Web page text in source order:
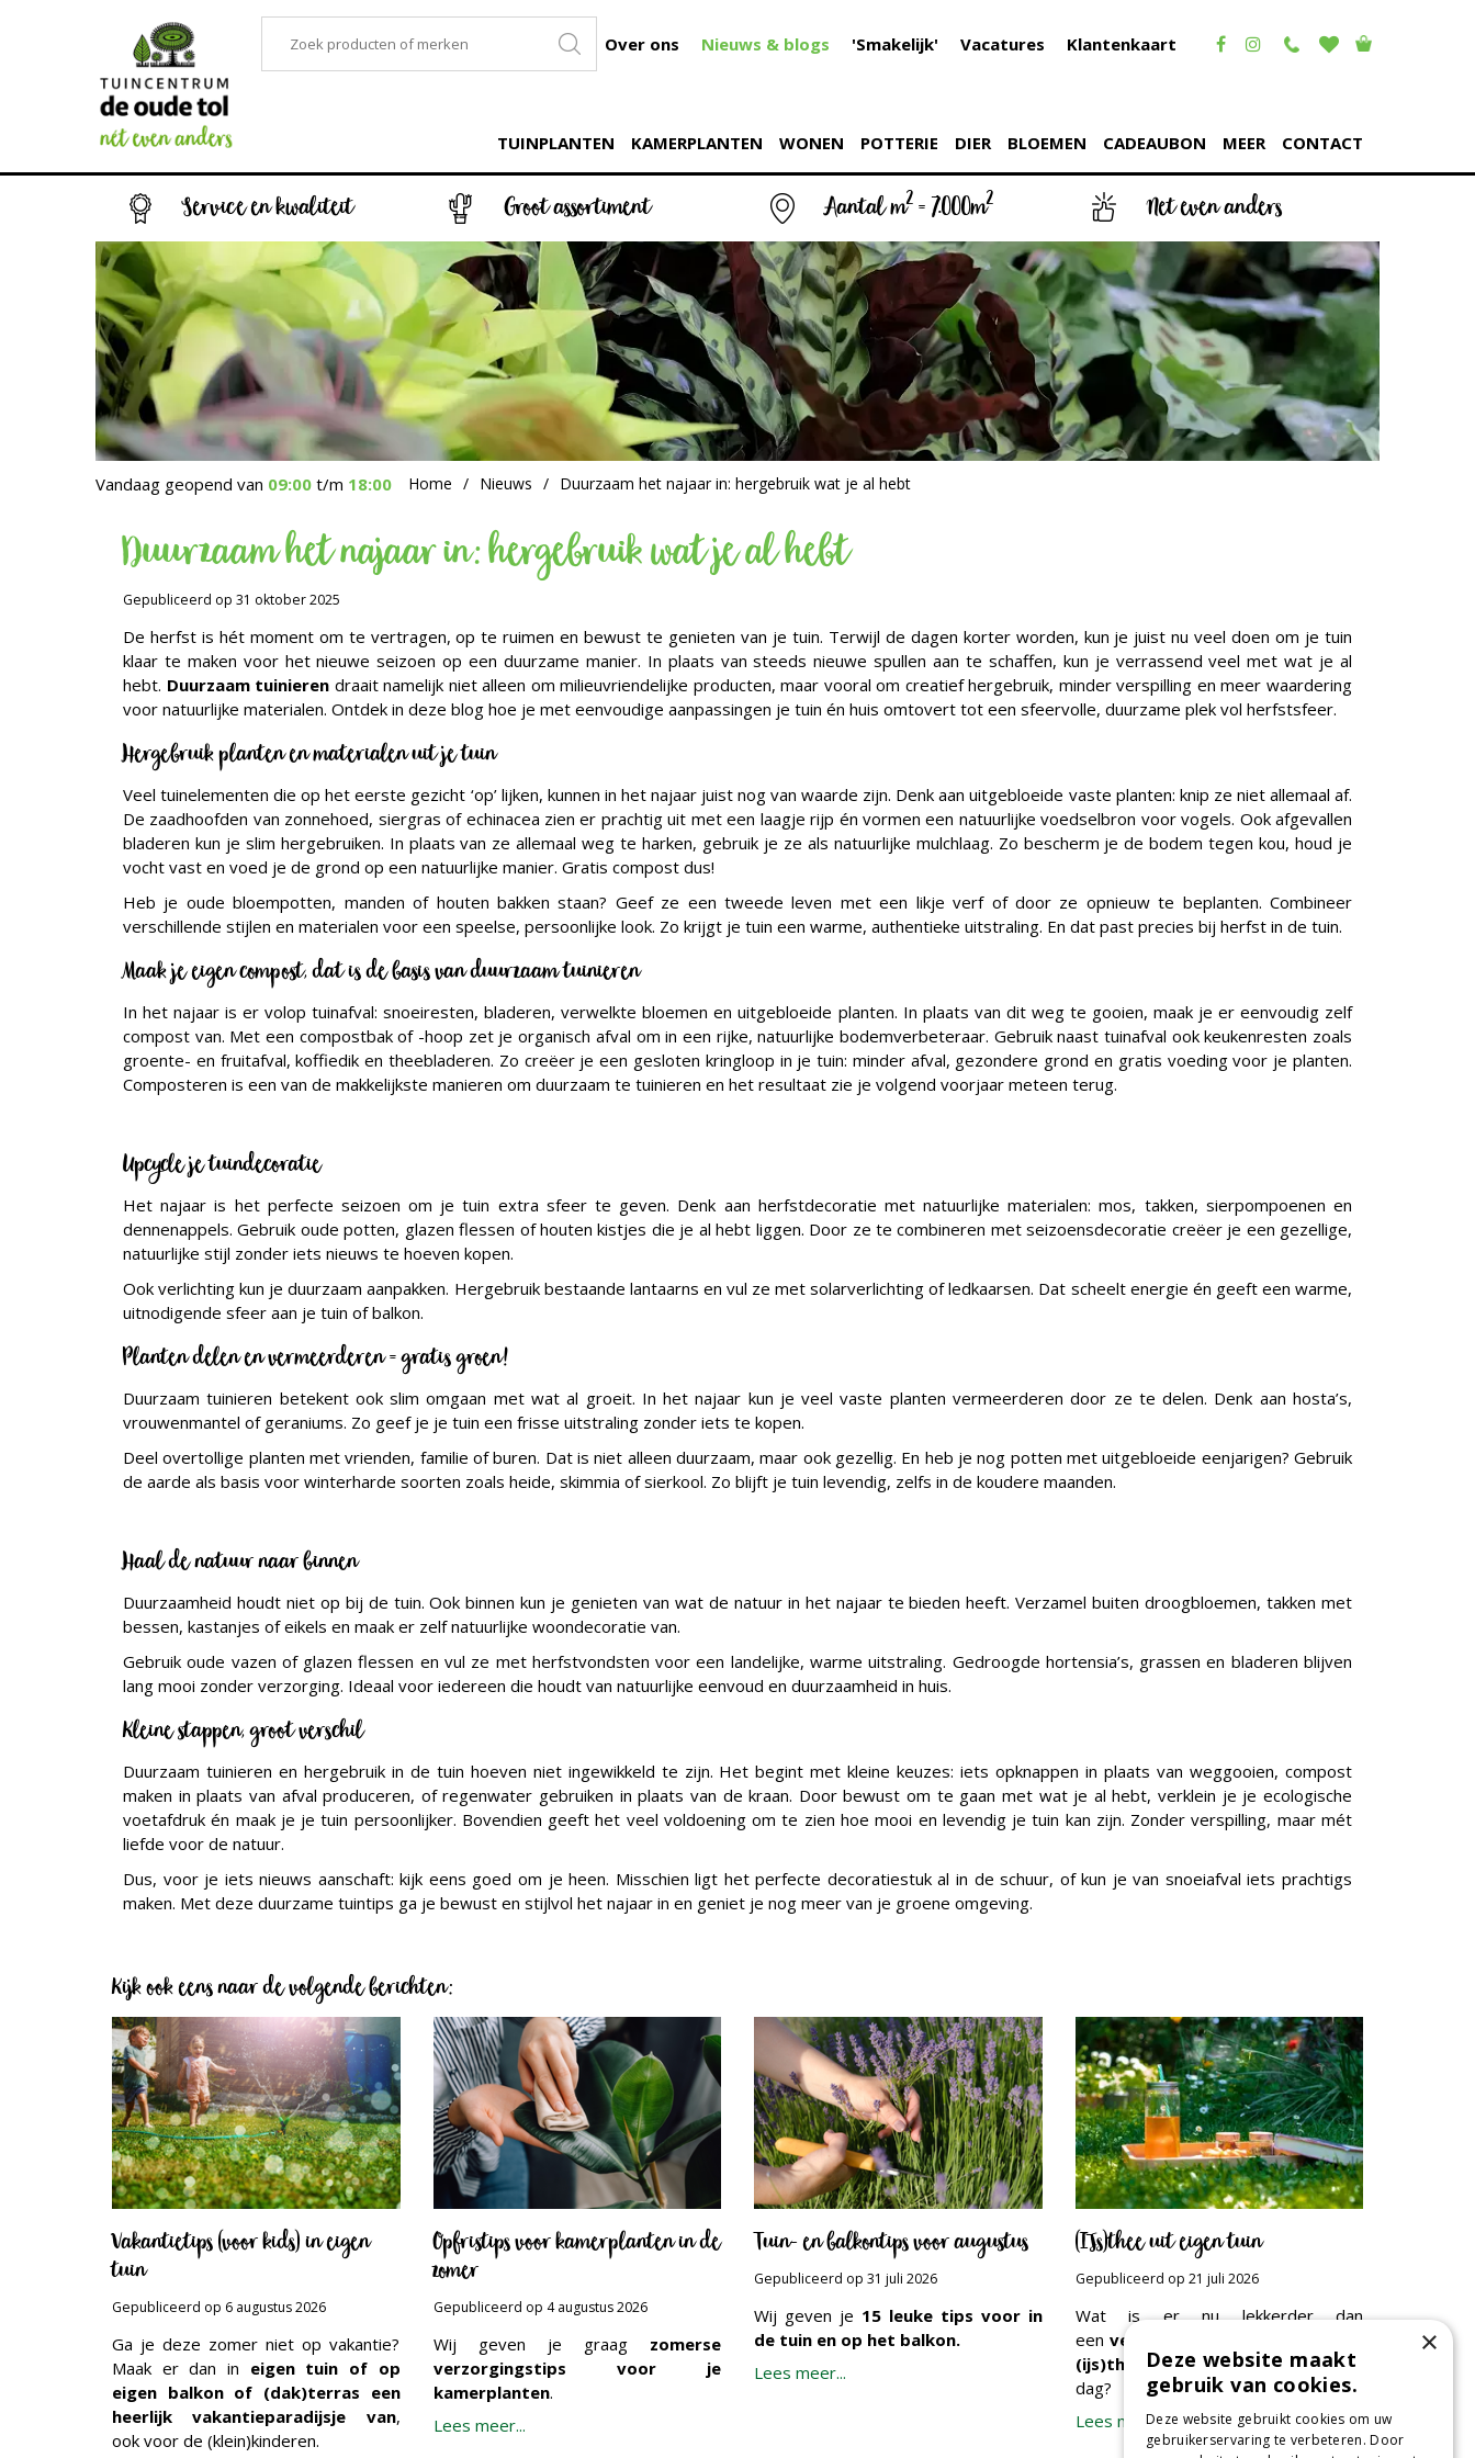
Service en kwaliteit Groot assortiment Aantal m2= 7.000m2 Net even anders
Vandaag geopend van 09:00 t/m 18:00 Home Nieuws Duurzaam het najaar in: hergebruik wat je al hebt
Over ons Nieuws & blogs 'Smakelijk' Vacatures Klantenkaart
TUINPLANTEN KAMERPLANTEN WONEN POTTERIE DIER BLOEMEN CADEAUBON MEER CONTACT
Duurzaam het najaar in: hergebruik wat je al hebt
Gepubliceerd op 31 oktober 2025
De herfst is hét moment om te vertragen, op te ruimen en bewust te genieten van je tuin. Terwijl de dagen korter worden, kun je juist nu veel doen om je tuin
klaar te maken voor het nieuwe seizoen op een duurzame manier. In plaats van steeds nieuwe spullen aan te schaffen, kun je verrassend veel met wat je al
hebt. Duurzaam tuinieren draait namelijk niet alleen om milieuvriendelijke producten, maar vooral om creatief hergebruik, minder verspilling en meer waardering
voor natuurlijke materialen. Ontdek in deze blog hoe je met eenvoudige aanpassingen je tuin én huis omtovert tot een sfeervolle, duurzame plek vol herfstsfeer.
Hergebruik planten en materialen uit je tuin
Veel tuinelementen die op het eerste gezicht ‘op’ lijken, kunnen in het najaar juist nog van waarde zijn. Denk aan uitgebloeide vaste planten: knip ze niet allemaal af.
De zaadhoofden van zonnehoed, siergras of echinacea zien er prachtig uit met een laagje rijp én vormen een natuurlijke voedselbron voor vogels. Ook afgevallen
bladeren kun je slim hergebruiken. In plaats van ze allemaal weg te harken, gebruik je ze als natuurlijke mulchlaag. Zo bescherm je de bodem tegen kou, houd je
vocht vast en voed je de grond op een natuurlijke manier. Gratis compost dus!
Heb je oude bloempotten, manden of houten bakken staan? Geef ze een tweede leven met een likje verf of door ze opnieuw te beplanten. Combineer
verschillende stijlen en materialen voor een speelse, persoonlijke look. Zo krijgt je tuin een warme, authentieke uitstraling. En dat past precies bij herfst in de tuin.
Maak je eigen compost, dat is de basis van duurzaam tuinieren
In het najaar is er volop tuinafval: snoeiresten, bladeren, verwelkte bloemen en uitgebloeide planten. In plaats van dit weg te gooien, maak je er eenvoudig zelf
compost van. Met een compostbak of -hoop zet je organisch afval om in een rijke, natuurlijke bodemverbeteraar. Gebruik naast tuinafval ook keukenresten zoals
groente- en fruitafval, koffiedik en theebladeren. Zo creëer je een gesloten kringloop in je tuin: minder afval, gezondere grond en gratis voeding voor je planten.
Composteren is een van de makkelijkste manieren om duurzaam te tuinieren en het resultaat zie je volgend voorjaar meteen terug.
Upcycle je tuindecoratie
Het najaar is het perfecte seizoen om je tuin extra sfeer te geven. Denk aan herfstdecoratie met natuurlijke materialen: mos, takken, sierpompoenen en
dennenappels. Gebruik oude potten, glazen flessen of houten kistjes die je al hebt liggen. Door ze te combineren met seizoensdecoratie creëer je een gezellige,
natuurlijke stijl zonder iets nieuws te hoeven kopen.
Ook verlichting kun je duurzaam aanpakken. Hergebruik bestaande lantaarns en vul ze met solarverlichting of ledkaarsen. Dat scheelt energie én geeft een warme,
uitnodigende sfeer aan je tuin of balkon.
Planten delen en vermeerderen = gratis groen!
Duurzaam tuinieren betekent ook slim omgaan met wat al groeit. In het najaar kun je veel vaste planten vermeerderen door ze te delen. Denk aan hosta’s,
vrouwenmantel of geraniums. Zo geef je je tuin een frisse uitstraling zonder iets te kopen.
Deel overtollige planten met vrienden, familie of buren. Dat is niet alleen duurzaam, maar ook gezellig. En heb je nog potten met uitgebloeide eenjarigen? Gebruik
de aarde als basis voor winterharde soorten zoals heide, skimmia of sierkool. Zo blijft je tuin levendig, zelfs in de koudere maanden.
Haal de natuur naar binnen
Duurzaamheid houdt niet op bij de tuin. Ook binnen kun je genieten van wat de natuur in het najaar te bieden heeft. Verzamel buiten droogbloemen, takken met
bessen, kastanjes of eikels en maak er zelf natuurlijke woondecoratie van.
Gebruik oude vazen of glazen flessen en vul ze met herfstvondsten voor een landelijke, warme uitstraling. Gedroogde hortensia’s, grassen en bladeren blijven
lang mooi zonder verzorging. Ideaal voor iedereen die houdt van natuurlijke eenvoud en duurzaamheid in huis.
Kleine stappen, groot verschil
Duurzaam tuinieren en hergebruik in de tuin hoeven niet ingewikkeld te zijn. Het begint met kleine keuzes: iets opknappen in plaats van weggooien, compost
maken in plaats van afval produceren, of regenwater gebruiken in plaats van de kraan. Door bewust om te gaan met wat je al hebt, verklein je je ecologische
voetafdruk én maak je je tuin persoonlijker. Bovendien geeft het veel voldoening om te zien hoe mooi en levendig je tuin kan zijn. Zonder verspilling, maar mét
liefde voor de natuur.
Dus, voor je iets nieuws aanschaft: kijk eens goed om je heen. Misschien ligt het perfecte decoratiestuk al in de schuur, of kun je van snoeiafval iets prachtigs
maken. Met deze duurzame tuintips ga je bewust en stijlvol het najaar in en geniet je nog meer van je groene omgeving.
Kijk ook eens naar de volgende berichten:
Vakantietips (voor kids) in eigen
tuin
Gepubliceerd op 6 augustus 2026
Ga je deze zomer niet op vakantie?
Maak er dan in eigen tuin of op
eigen balkon of (dak)terras een
heerlijk vakantieparadijsje van,
ook voor de (klein)kinderen.
Opfristips voor kamerplanten in de
zomer
Gepubliceerd op 4 augustus 2026
Wij geven je graag zomerse
verzorgingstips voor je
kamerplanten.
Lees meer...
Tuin- en balkontips voor augustus
Gepubliceerd op 31 juli 2026
Wij geven je 15 leuke tips voor in
de tuin en op het balkon.
Lees meer...
(IJs)thee uit eigen tuin
Gepubliceerd op 21 juli 2026
Wat is er nu lekkerder dan
eenverfrissende of verkwikkende
(ijs)thee
, op een mooie, zomerse
dag?
Lees meer...
×
Deze website maakt
gebruik van cookies.
Deze website gebruikt cookies om uw
gebruikerservaring te verbeteren. Door